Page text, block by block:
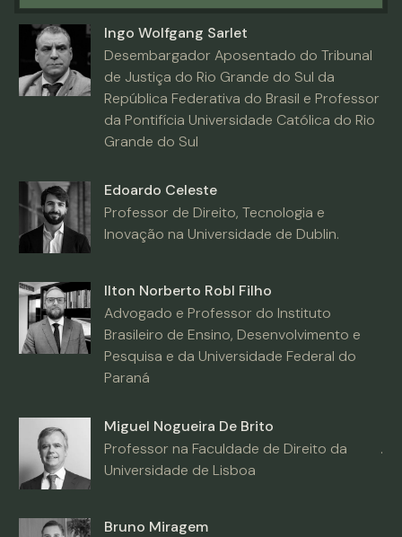
Ingo Wolfgang Sarlet
Desembargador Aposentado do Tribunal
de Justiça do Rio Grande do Sul da
República Federativa do Brasil e Professor
da Pontifícia Universidade Católica do Rio
Grande do Sul
Edoardo Celeste
Professor de Direito, Tecnologia e
Inovação na Universidade de Dublin.
Ilton Norberto Robl Filho
Advogado e Professor do Instituto
Brasileiro de Ensino, Desenvolvimento e
Pesquisa e da Universidade Federal do
Paraná
Miguel Nogueira De Brito
Professor na Faculdade de Direito da
Universidade de Lisboa
.
Bruno Miragem